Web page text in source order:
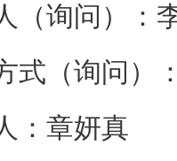
（询问）：
式（询问）
： 章妍真